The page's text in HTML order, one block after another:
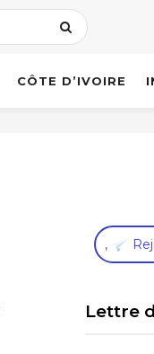
CÔTE D’IVOIRE
,
Lettre